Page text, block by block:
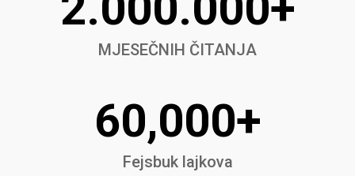
MJESEČNIH ČITANJA
60,000+
Fejsbuk lajkova